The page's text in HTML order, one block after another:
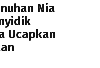
Nia
Ucapkan